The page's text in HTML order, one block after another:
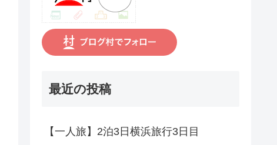
最近の投稿
【一人旅】2泊3日横浜旅行3日目